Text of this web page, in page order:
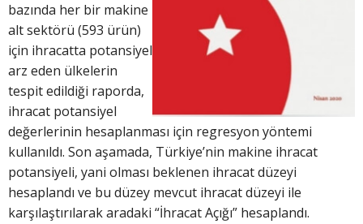
bazında her bir makine
alt sektörü (593 ürün)
için ihracatta potansiyel
arz eden ülkelerin
tespit edildiği raporda,
ihracat potansiyel
değerlerinin hesaplanması için regresyon yöntemi
kullanıldı. Son aşamada, Türkiye’nin makine ihracat
potansiyeli, yani olması beklenen ihracat düzeyi
hesaplandı ve bu düzey mevcut ihracat düzeyi ile
karşılaştırılarak aradaki “İhracat Açığı” hesaplandı.